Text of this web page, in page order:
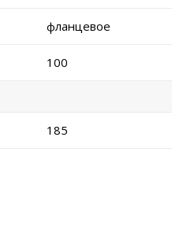
фланцевое
100
185